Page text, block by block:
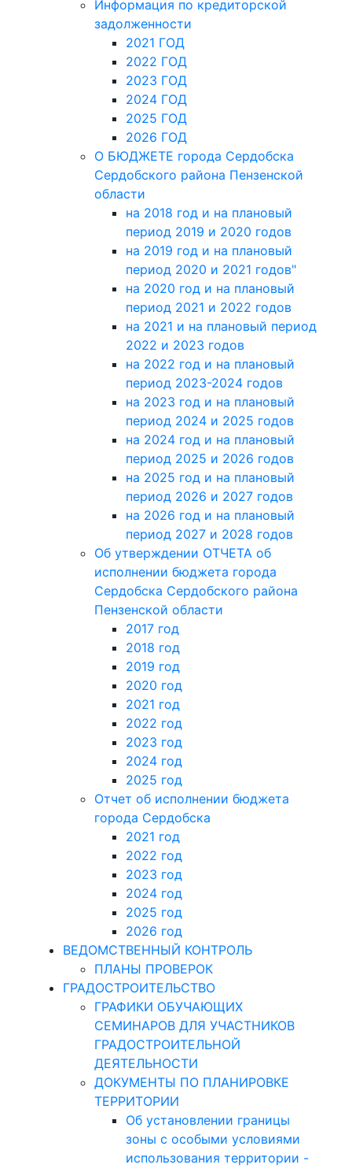
Информация по кредиторской
задолженности
2021 ГОД
2022 ГОД
2023 ГОД
2024 ГОД
2025 ГОД
2026 ГОД
О БЮДЖЕТЕ города Сердобска
Сердобского района Пензенской
области
на 2018 год и на плановый
период 2019 и 2020 годов
на 2019 год и на плановый
период 2020 и 2021 годов"
на 2020 год и на плановый
период 2021 и 2022 годов
на 2021 и на плановый период
2022 и 2023 годов
на 2022 год и на плановый
период 2023-2024 годов
на 2023 год и на плановый
период 2024 и 2025 годов
на 2024 год и на плановый
период 2025 и 2026 годов
на 2025 год и на плановый
период 2026 и 2027 годов
на 2026 год и на плановый
период 2027 и 2028 годов
Об утверждении ОТЧЕТА об
исполнении бюджета города
Сердобска Сердобского района
Пензенской области
2017 год
2018 год
2019 год
2020 год
2021 год
2022 год
2023 год
2024 год
2025 год
Отчет об исполнении бюджета
города Сердобска
2021 год
2022 год
2023 год
2024 год
2025 год
2026 год
ВЕДОМСТВЕННЫЙ КОНТРОЛЬ
ПЛАНЫ ПРОВЕРОК
ГРАДОСТРОИТЕЛЬСТВО
ГРАФИКИ ОБУЧАЮЩИХ
СЕМИНАРОВ ДЛЯ УЧАСТНИКОВ
ГРАДОСТРОИТЕЛЬНОЙ
ДЕЯТЕЛЬНОСТИ
ДОКУМЕНТЫ ПО ПЛАНИРОВКЕ
ТЕРРИТОРИИ
Об установлении границы
зоны с особыми условиями
использования территории -